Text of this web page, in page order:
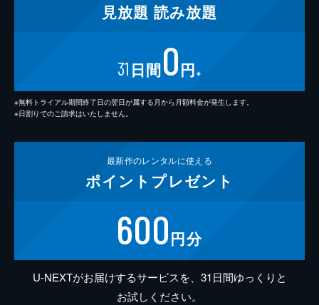
見放題 読み放題
31 日間0円 ※
※無料トライアル期間終了日の翌日が属する月から月額料金が発生します。
※日割りでのご請求はいたしません。
最新作のレンタルに使える
ポイント プレゼント
600円分
U-NEXTがお届けするサービスを、31日間ゆっくりと
お試しください。